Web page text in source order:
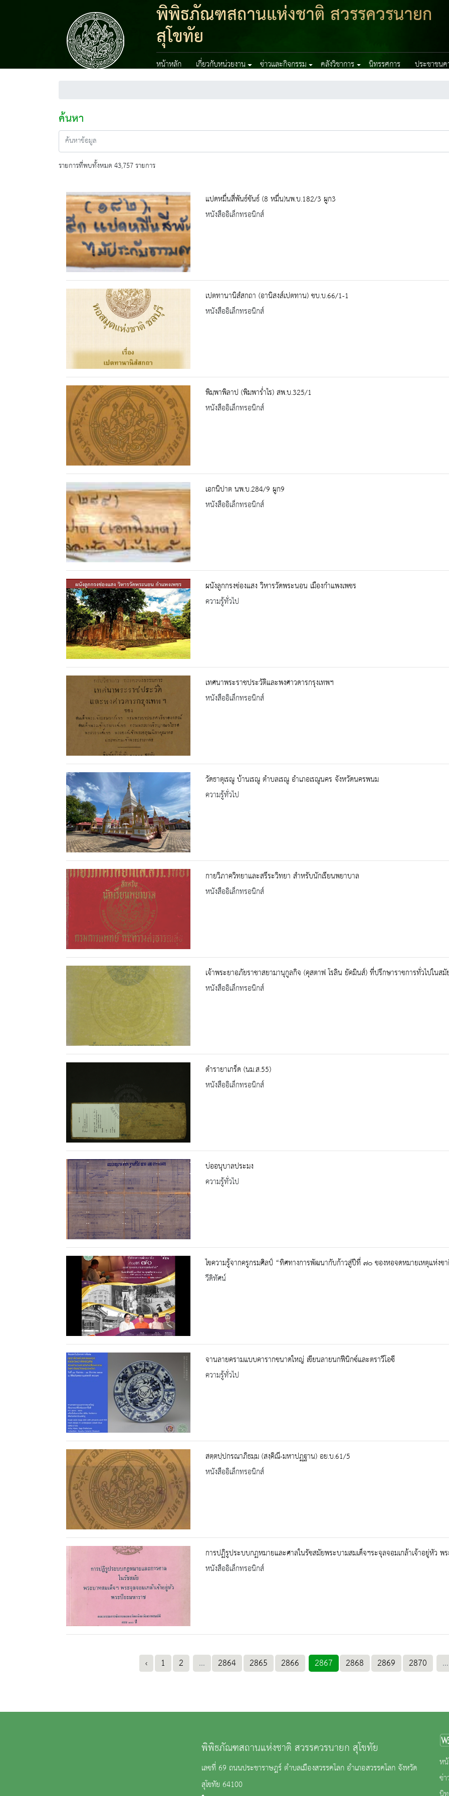
พิพิธภัณฑสถานแห่งชาติ สวรรควรนายก
สุโขทัย
หน้าหลัก เกี่ยวกับหน่วยงาน ข่าวและกิจกรรม คลังวิชาการ นิทรรศการ ประชาชน
ค้นหา
รายการที่พบทั้งหมด 43,757 รายการ
แปดหมื่นสี่พันธ์ขันธ์ (8 หมื่น)นพ.บ.182/3 ผูก3
หนังสืออิเล็กทรอนิกส์
เปตทานานิสํสกถา (อานิสงส์เปตทาน) ชบ.บ.66/1-1
หนังสืออิเล็กทรอนิกส์
พิมฺพาพิลาป (พิมพาร่ำไร) สพ.บ.325/1
หนังสืออิเล็กทรอนิกส์
เอกนิปาต นพ.บ.284/9 ผูก9
หนังสืออิเล็กทรอนิกส์
ผนังลูกกรงช่องแสง วิหารวัดพระนอน เมืองกำแพงเพชร
ความรู้ทั่วไป
เทศนาพระราชประวัติและพงศาวดารกรุงเทพฯ
หนังสืออิเล็กทรอนิกส์
วัดธาตุเรณู บ้านเรณู ตำบลเรณู อำเภอเรณูนคร จังหวัดนครพนม
ความรู้ทั่วไป
กายวิภาควิทยาและสรีระวิทยา สำหรับนักเรียนพยาบาล
หนังสืออิเล็กทรอนิกส์
เจ้าพระยาอภัยราชาสยามานุกูลกิจ (คุสตาฟ โรลิน ยัคมินส์) ที่ปรึกษาราชการทั่วไปในส
หนังสืออิเล็กทรอนิกส์
ตำรายาเกร็ด (นม.ส.55)
หนังสืออิเล็กทรอนิกส์
บ่ออนุบาลประมง
ความรู้ทั่วไป
ไขความรู้จากครูกรมศิลป์ “ทิศทางการพัฒนากับก้าวสู่ปีที่ ๗๐ ของหอจดหมายเหตุแห่งช
วีดิทัศน์
จานลายครามแบบคารากขนาดใหญ่ เขียนลายนกฟีนิกซ์และตราวีโอซี
ความรู้ทั่วไป
สตฺตปฺปกรณาภิธมฺม (สงฺคิณี-มหาปฏฺฐาน) อย.บ.61/5
หนังสืออิเล็กทรอนิกส์
การปฏิรูประบบกฏหมายและศาลในรัชสมัยพระบามสมเด็จฯระจุลจอมเกล้าเจ้าอยู่หัว พ
หนังสืออิเล็กทรอนิกส์
‹ 1 2 ... 2864 2865 2866 2867 2868 2869 2870 ...
พิพิธภัณฑสถานแห่งชาติ สวรรควรนายก สุโขทัย
เลขที่ 69 ถนนประชาราษฎร์ ตำบลเมืองสวรรคโลก อำเภอสวรรคโลก จังหวัด
สุโขทัย 64100
ห
ข่